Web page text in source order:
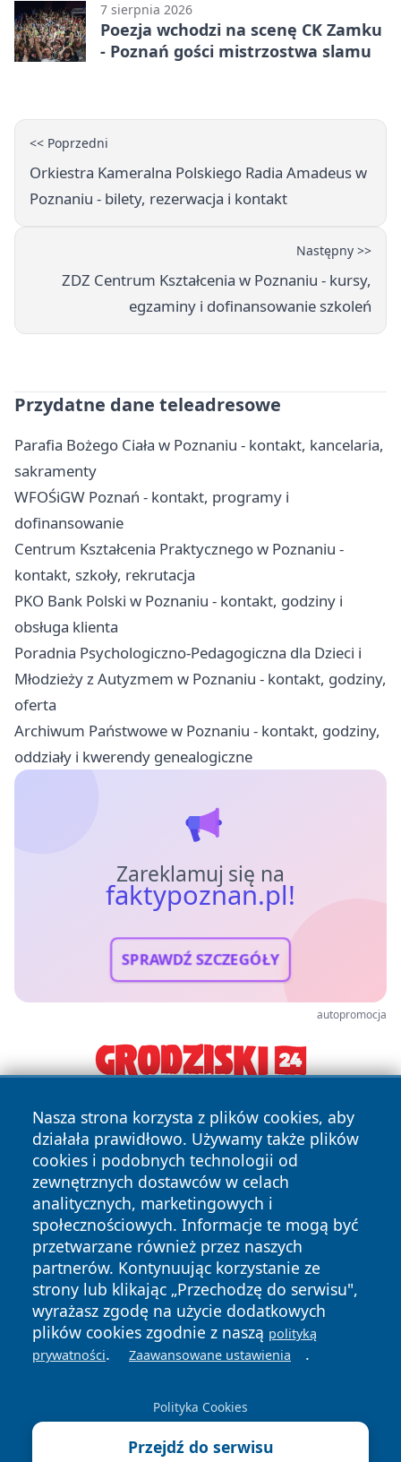
7 sierpnia 2026
Poezja wchodzi na scenę CK Zamku
- Poznań gości mistrzostwa slamu
<< Poprzedni
Orkiestra Kameralna Polskiego Radia Amadeus w
Poznaniu - bilety, rezerwacja i kontakt
Następny >>
ZDZ Centrum Kształcenia w Poznaniu - kursy,
egzaminy i dofinansowanie szkoleń
Przydatne dane teleadresowe
Parafia Bożego Ciała w Poznaniu - kontakt, kancelaria,
sakramenty
WFOŚiGW Poznań - kontakt, programy i
dofinansowanie
Centrum Kształcenia Praktycznego w Poznaniu -
kontakt, szkoły, rekrutacja
PKO Bank Polski w Poznaniu - kontakt, godziny i
obsługa klienta
Poradnia Psychologiczno-Pedagogiczna dla Dzieci i
Młodzieży z Autyzmem w Poznaniu - kontakt, godziny,
oferta
Archiwum Państwowe w Poznaniu - kontakt, godziny,
oddziały i kwerendy genealogiczne
Zareklamuj się na
faktypoznan.pl!
SPRAWDŹ SZCZEGÓŁY
autopromocja
Nasza strona korzysta z plików cookies, aby
działała prawidłowo. Używamy także plików
cookies i podobnych technologii od
zewnętrznych dostawców w celach
analitycznych, marketingowych i
społecznościowych. Informacje te mogą być
przetwarzane również przez naszych
partnerów. Kontynuując korzystanie ze
strony lub klikając „Przechodzę do serwisu",
wyrażasz zgodę na użycie dodatkowych
plików cookies zgodnie z naszą polityką
prywatności. Zaawansowane ustawienia .
Polityka Cookies
Przejdź do serwisu
Copyright © 2026 faktypoznan.pl Wszystkie prawa
zastrzeżone.
News Autorzy
Polityka
Prywatności
Polityka
Cookies